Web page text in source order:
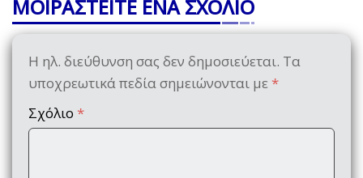
ΜΟΙΡΑΣΤΕΙΤΕ ΕΝΑ ΣΧΟΛΙΟ
Η ηλ. διεύθυνση σας δεν δημοσιεύεται. Τα
υποχρεωτικά πεδία σημειώνονται με *
Σχόλιο *